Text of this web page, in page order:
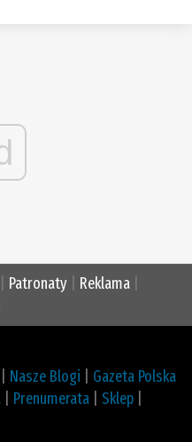
Patronaty Reklama
Nasze Blogi
Gazeta Polska
Prenumerata Sklep